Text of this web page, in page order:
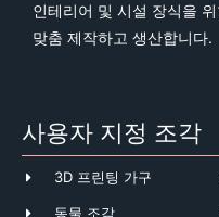
인테리어 및 시설 장식을
맞춤 제작하고 생산합니다.
사용자 지정 조각
3D 프린팅 가구
동물 조각